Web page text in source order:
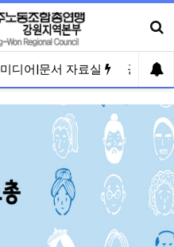
미디어|문서 자료실 공유게